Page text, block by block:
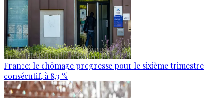
France: le chômage progresse pour le sixième trimestre
consécutif, à 8,3 %